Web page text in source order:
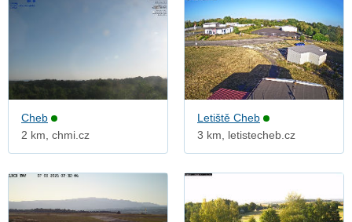
Cheb
2 km, chmi.cz
Letiště Cheb
3 km, letistecheb.cz